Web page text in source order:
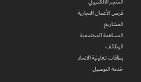
فرص الأعمال التجارية
المشاريع
المساهمة المجتمعية
الوظائف
بطاقات تعاونية الاتحاد
خدمة التوصيل